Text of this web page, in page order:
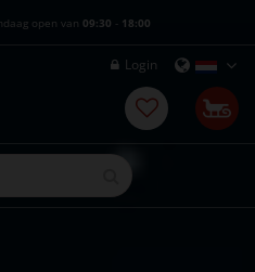
open van 09:30 - 18:00
Login